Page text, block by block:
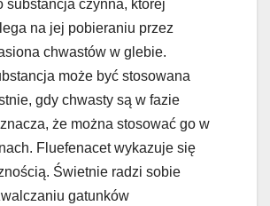
substancja czynna, której
na jej pobieraniu przez
chwastów w glebie.
może być stosowana
gdy chwasty są w fazie
że można stosować go w
Fluefenacet wykazuje się
Świetnie radzi sobie
gatunków